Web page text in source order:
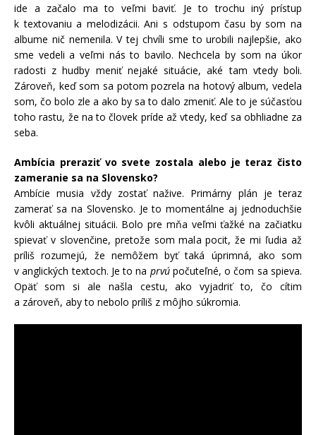
ide a začalo ma to veľmi baviť. Je to trochu iný prístup
k textovaniu a melodizácii. Ani s odstupom času by som na
albume nič nemenila. V tej chvíli sme to urobili najlepšie, ako
sme vedeli a veľmi nás to bavilo. Nechcela by som na úkor
radosti z hudby meniť nejaké situácie, aké tam vtedy boli.
Zároveň, keď som sa potom pozrela na hotový album, vedela
som, čo bolo zle a ako by sa to dalo zmeniť. Ale to je súčasťou
toho rastu, že na to človek príde až vtedy, keď sa obhliadne za
seba.
Ambícia preraziť vo svete zostala alebo je teraz čisto
zameranie sa na Slovensko?
Ambície musia vždy zostať nažive. Primárny plán je teraz
zamerať sa na Slovensko. Je to momentálne aj jednoduchšie
kvôli aktuálnej situácii. Bolo pre mňa veľmi ťažké na začiatku
spievať v slovenčine, pretože som mala pocit, že mi ľudia až
príliš rozumejú, že nemôžem byť taká úprimná, ako som
v anglických textoch. Je to na prvúpočuteľné, o čom sa spieva.
Opäť som si ale našla cestu, ako vyjadriť to, čo cítim
a zároveň, aby to nebolo príliš z môjho súkromia.